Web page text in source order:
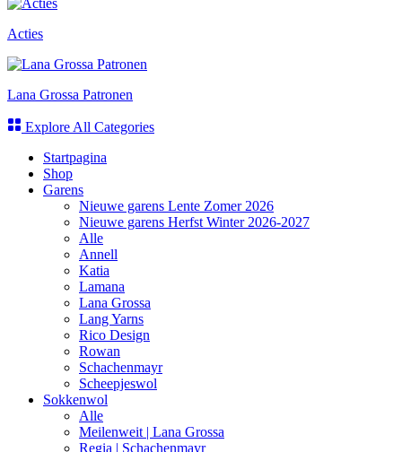
Acties
Lana Grossa Patronen
Explore All Categories
Startpagina
Shop
Garens
Nieuwe garens Lente Zomer 2026
Nieuwe garens Herfst Winter 2026-2027
Alle
Annell
Katia
Lamana
Lana Grossa
Lang Yarns
Rico Design
Rowan
Schachenmayr
Scheepjeswol
Sokkenwol
Alle
Meilenweit | Lana Grossa
Regia | Schachenmayr